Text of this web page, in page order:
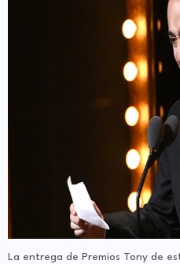
La entrega de Premios Tony de